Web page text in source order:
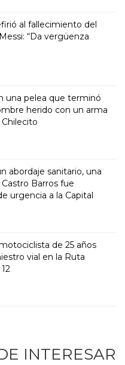
al fallecimiento del
“Da vergüenza
una pelea que terminó
herido con un arma
abordaje sanitario, una
Barros fue
urgencia a la Capital
de 25 años
vial en la Ruta
INTERESAR